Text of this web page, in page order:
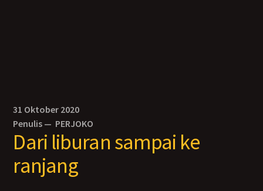
31 Oktober 2020
Penulis — PERJOKO
Dari liburan sampai ke
ranjang